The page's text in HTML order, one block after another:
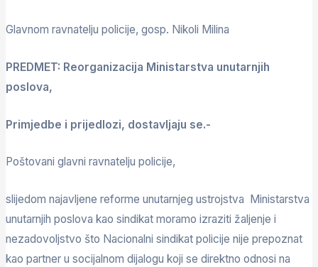
Glavnom ravnatelju policije, gosp. Nikoli Milina
PREDMET: Reorganizacija Ministarstva unutarnjih
poslova,
Primjedbe i prijedlozi, dostavljaju se.-
Poštovani glavni ravnatelju policije,
slijedom najavljene reforme unutarnjeg ustrojstva Ministarstva
unutarnjih poslova kao sindikat moramo izraziti žaljenje i
nezadovoljstvo što Nacionalni sindikat policije nije prepoznat
kao partner u socijalnom dijalogu koji se direktno odnosi na